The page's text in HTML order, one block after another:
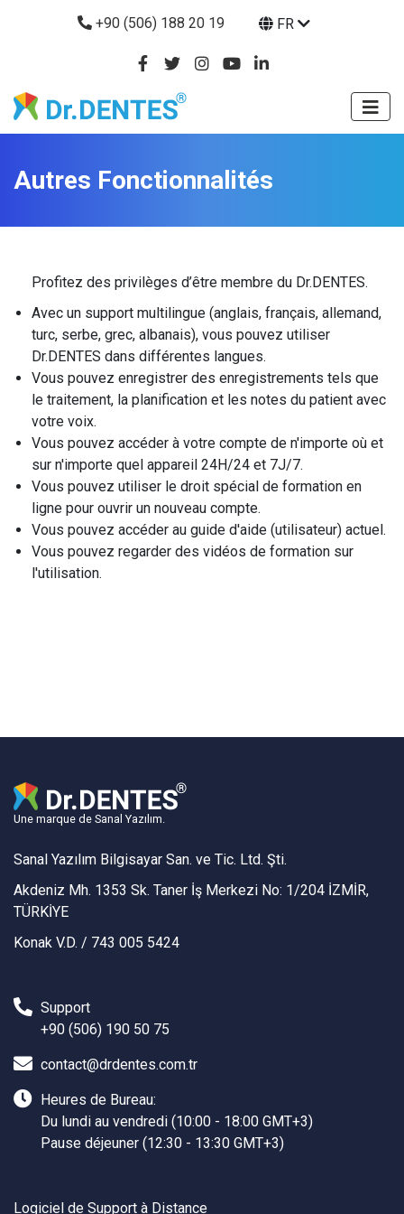
+90 (506) 188 20 19 FR
Autres Fonctionnalités
Profitez des privilèges d’être membre du Dr.DENTES.
Avec un support multilingue (anglais, français, allemand,
turc, serbe, grec, albanais), vous pouvez utiliser
Dr.DENTES dans différentes langues.
Vous pouvez enregistrer des enregistrements tels que
le traitement, la planification et les notes du patient avec
votre voix.
Vous pouvez accéder à votre compte de n'importe où et
sur n'importe quel appareil 24H/24 et 7J/7.
Vous pouvez utiliser le droit spécial de formation en
ligne pour ouvrir un nouveau compte.
Vous pouvez accéder au guide d'aide (utilisateur) actuel.
Vous pouvez regarder des vidéos de formation sur
l'utilisation.
Une marque de Sanal Yazılım.
Sanal Yazılım Bilgisayar San. ve Tic. Ltd. Şti.
Akdeniz Mh. 1353 Sk. Taner İş Merkezi No: 1/204 İZMİR,
TÜRKİYE
Konak V.D. / 743 005 5424
Support
+90 (506) 190 50 75
contact@drdentes.com.tr
Heures de Bureau:
Du lundi au vendredi (10:00 - 18:00 GMT+3)
Pause déjeuner (12:30 - 13:30 GMT+3)
Logiciel de Support à Distance